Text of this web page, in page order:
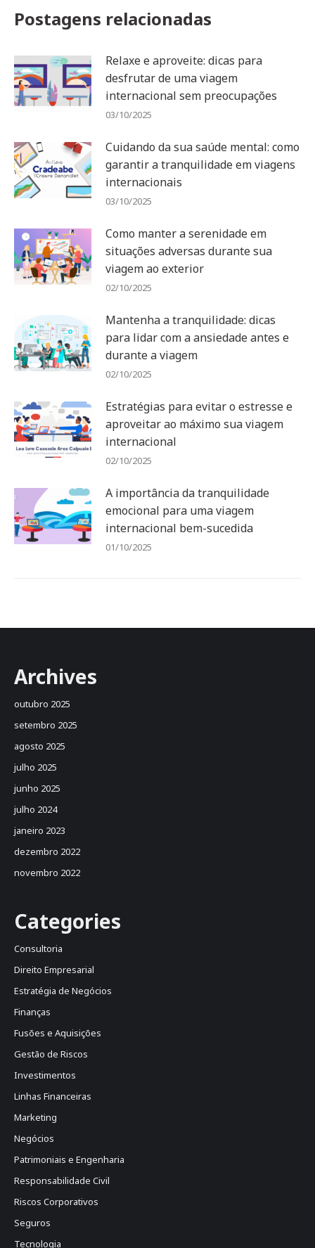
Postagens relacionadas
Relaxe e aproveite: dicas para
desfrutar de uma viagem
internacional sem preocupações
03/10/2025
Cuidando da sua saúde mental: como
garantir a tranquilidade em viagens
internacionais
03/10/2025
Como manter a serenidade em
situações adversas durante sua
viagem ao exterior
02/10/2025
Mantenha a tranquilidade: dicas
para lidar com a ansiedade antes e
durante a viagem
02/10/2025
Estratégias para evitar o estresse e
aproveitar ao máximo sua viagem
internacional
02/10/2025
A importância da tranquilidade
emocional para uma viagem
internacional bem-sucedida
01/10/2025
Archives
outubro 2025
setembro 2025
agosto 2025
julho 2025
junho 2025
julho 2024
janeiro 2023
dezembro 2022
novembro 2022
Categories
Consultoria
Direito Empresarial
Estratégia de Negócios
Finanças
Fusões e Aquisições
Gestão de Riscos
Investimentos
Linhas Financeiras
Marketing
Negócios
Patrimoniais e Engenharia
Responsabilidade Civil
Riscos Corporativos
Seguros
Tecnologia